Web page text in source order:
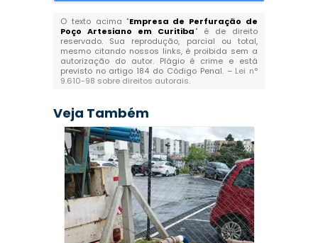
O texto acima "Empresa de Perfuração de
Poço Artesiano em Curitiba" é de direito
reservado. Sua reprodução, parcial ou total,
mesmo citando nossos links, é proibida sem a
autorização do autor. Plágio é crime e está
previsto no artigo 184 do Código Penal. – Lei n°
9.610-98 sobre direitos autorais.
Veja Também